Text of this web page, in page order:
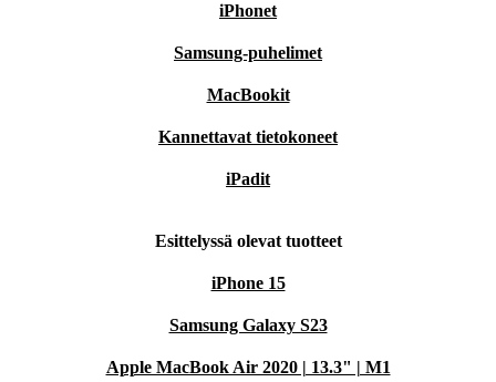
iPhonet
Samsung-puhelimet
MacBookit
Kannettavat tietokoneet
iPadit
Esittelyssä olevat tuotteet
iPhone 15
Samsung Galaxy S23
Apple MacBook Air 2020 | 13.3" | M1